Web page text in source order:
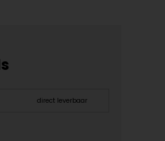
direct leverbaar